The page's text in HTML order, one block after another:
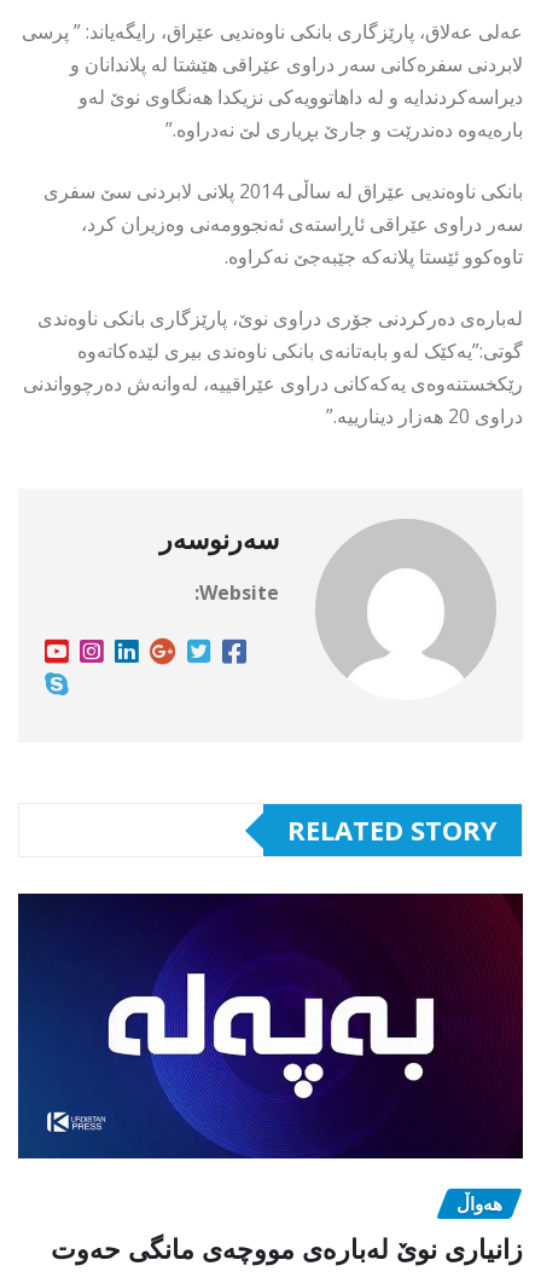
عەلی عەلاق، پارێزگاری بانکی ناوەندیی عێراق، رایگەیاند: ” پرسی
لابردنی سفرەکانی سەر دراوی عێراقی هێشتا لە پلاندانان و
دیراسەکردندایە و لە داهاتوویەکی نزیکدا هەنگاوی نوێ لەو
بارەیەوە دەندرێت و جارێ بڕیاری لێ نەدراوە.”
بانکی ناوەندیی عێراق لە ساڵی 2014 پلانی لابردنی سێ سفری
سەر دراوی عێراقی ئاڕاستەی ئەنجوومەنی وەزیران كرد،
تاوەكوو ئێستا پلانەكە جێبەجێ نەكراوە.
لەبارەی دەركردنی جۆری دراوی نوێ، پارێزگاری بانكی ناوەندی
گوتی:”یەکێک لەو بابەتانەی بانکی ناوەندی بیری لێدەکاتەوە
رێکخستنەوەی یەکەکانی دراوی عێراقییە، لەوانەش دەرچوواندنی
دراوی 20 هەزار دینارییە.”
سەرنوسەر
Website:
RELATED STORY
هەواڵ
زانیاری نوێ لەبارەی مووچەی مانگی حەوت